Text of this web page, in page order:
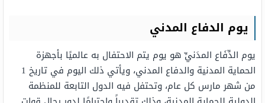
يوم الدفاع المدني
يوم الدِّفَاع المدَنيِّ هو يوم يتم الاحتفال به عالميًا بأجهزة
الحماية المدنية والدفاع المدني، ويأتي ذلك اليوم في تاريخ 1
من شهر مارس كل عام، وتحتفل فيه الدول التابعة للمنظمة